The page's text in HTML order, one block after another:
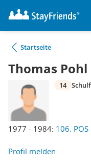
Startseite
Thomas Pohl
1977 - 1984: 106.
14
Profil melden